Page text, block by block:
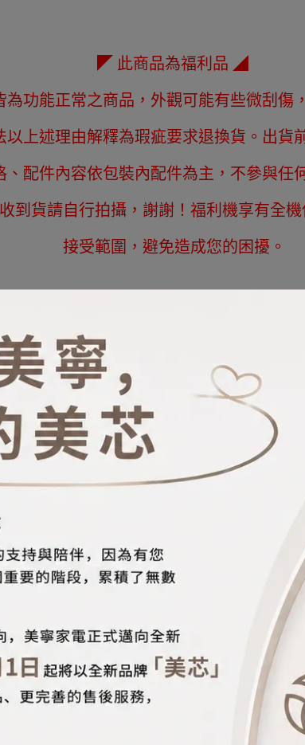
◤ 此商品為福利品 ◢
為功能正常之商品，外觀可能有些微刮傷
以上述理由解釋為瑕疵要求退換貨。出貨
、配件內容依包裝內配件為主，不參與任
到貨請自行拍攝，謝謝！福利機享有全
接受範圍，避免造成您的困擾。